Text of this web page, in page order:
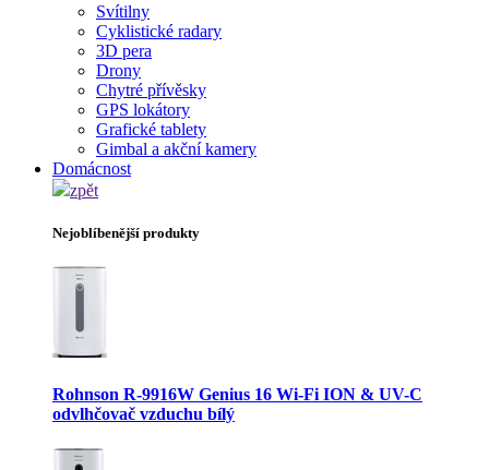
Svítilny
Cyklistické radary
3D pera
Drony
Chytré přívěsky
GPS lokátory
Grafické tablety
Gimbal a akční kamery
Domácnost
zpět
Nejoblíbenější produkty
Rohnson R-9916W Genius 16 Wi-Fi ION & UV-C
odvlhčovač vzduchu bílý